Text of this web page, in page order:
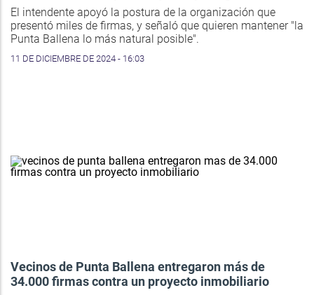
El intendente apoyó la postura de la organización que
presentó miles de firmas, y señaló que quieren mantener "la
Punta Ballena lo más natural posible".
11 DE DICIEMBRE DE 2024 - 16:03
Vecinos de Punta Ballena entregaron más de
34.000 firmas contra un proyecto inmobiliario